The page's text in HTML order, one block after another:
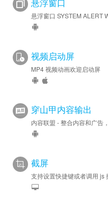
悬浮窗口
悬浮窗口 SYSTEM ALERT
视频启动屏
MP4 视频动画欢迎启动屏
穿山甲内容输出
内容联盟 - 整合内容和广告
截屏
支持设置快捷键或者调用 js